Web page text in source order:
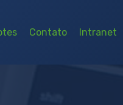
Contato Intranet